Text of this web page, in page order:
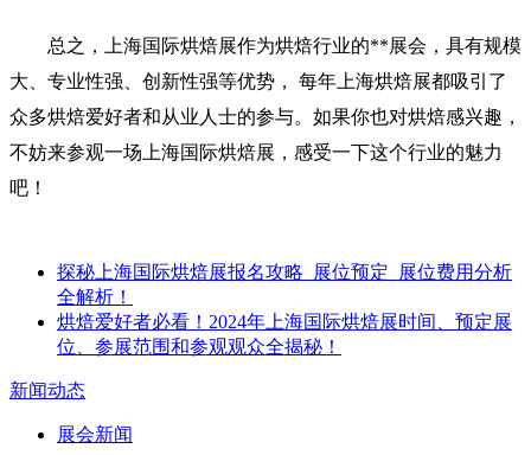
总之，上海国际烘焙展作为烘焙行业的**展会，具有规模
大、专业性强、创新性强等优势， 每年上海烘焙展都吸引了
众多烘焙爱好者和从业人士的参与。如果你也对烘焙感兴趣，
不妨来参观一场上海国际烘焙展，感受一下这个行业的魅力
吧！
探秘上海国际烘焙展报名攻略_展位预定_展位费用分析
全解析！
烘焙爱好者必看！2024年上海国际烘焙展时间、预定展
位、参展范围和参观观众全揭秘！
新闻动态
展会新闻